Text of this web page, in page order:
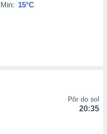
Min: 15°C
Pôr do sol
20:35